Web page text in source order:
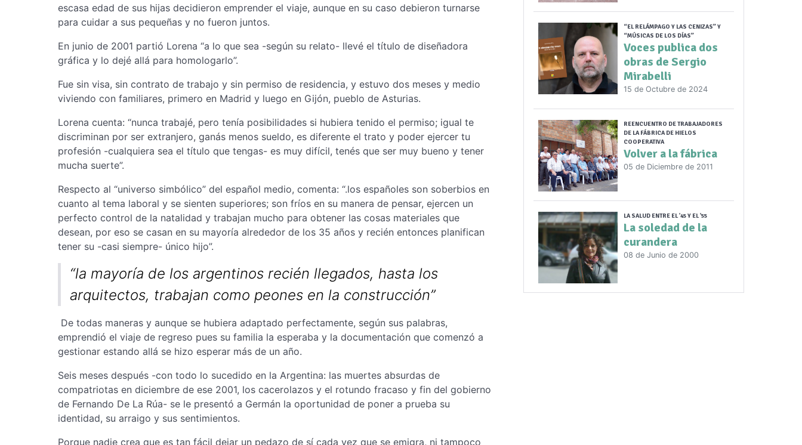
escasa edad de sus hijas decidieron emprender el viaje, aunque en su caso debieron turnarse
para cuidar a sus pequeñas y no fueron juntos.
En junio de 2001 partió Lorena “a lo que sea -según su relato- llevé el título de diseñadora
gráfica y lo dejé allá para homologarlo”.
Fue sin visa, sin contrato de trabajo y sin permiso de residencia, y estuvo dos meses y medio
viviendo con familiares, primero en Madrid y luego en Gijón, pueblo de Asturias.
Lorena cuenta: “nunca trabajé, pero tenía posibilidades si hubiera tenido el permiso; igual te
discriminan por ser extranjero, ganás menos sueldo, es diferente el trato y poder ejercer tu
profesión -cualquiera sea el título que tengas- es muy difícil, tenés que ser muy bueno y tener
mucha suerte”.
Respecto al “universo simbólico” del español medio, comenta: “.los españoles son soberbios en
cuanto al tema laboral y se sienten superiores; son fríos en su manera de pensar, ejercen un
perfecto control de la natalidad y trabajan mucho para obtener las cosas materiales que
desean, por eso se casan en su mayoría alrededor de los 35 años y recién entonces planifican
tener su -casi siempre- único hijo”.
“la mayoría de los argentinos recién llegados, hasta los
arquitectos, trabajan como peones en la construcción”
De todas maneras y aunque se hubiera adaptado perfectamente, según sus palabras,
emprendió el viaje de regreso pues su familia la esperaba y la documentación que comenzó a
gestionar estando allá se hizo esperar más de un año.
Seis meses después -con todo lo sucedido en la Argentina: las muertes absurdas de
compatriotas en diciembre de ese 2001, los cacerolazos y el rotundo fracaso y fin del gobierno
de Fernando De La Rúa- se le presentó a Germán la oportunidad de poner a prueba su
identidad, su arraigo y sus sentimientos.
Porque nadie crea que es tan fácil dejar un pedazo de sí cada vez que se emigra, ni tampoco
“EL RELÁMPAGO Y LAS CENIZAS” Y
“MÚSICAS DE LOS DÍAS”
Voces publica dos
obras de Sergio
Mirabelli
15 de Octubre de 2024
REENCUENTRO DE TRABAJADORES
DE LA FÁBRICA DE HIELOS
COOPERATIVA
Volver a la fábrica
05 de Diciembre de 2011
LA SALUD ENTRE EL '45 Y EL '55
La soledad de la
curandera
08 de Junio de 2000